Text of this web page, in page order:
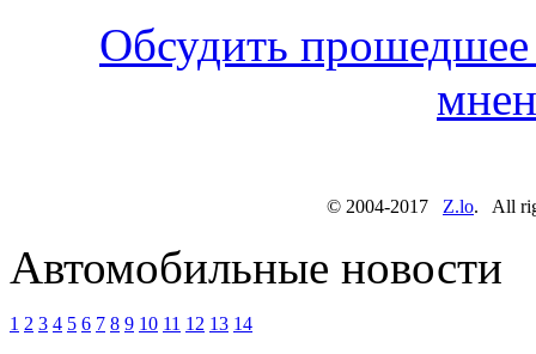
Обсудить
© 2004-2017 Z.lo. All
Автомобильные новости
1 2 3 4 5 6 7 8 9 10 11 12 13 14